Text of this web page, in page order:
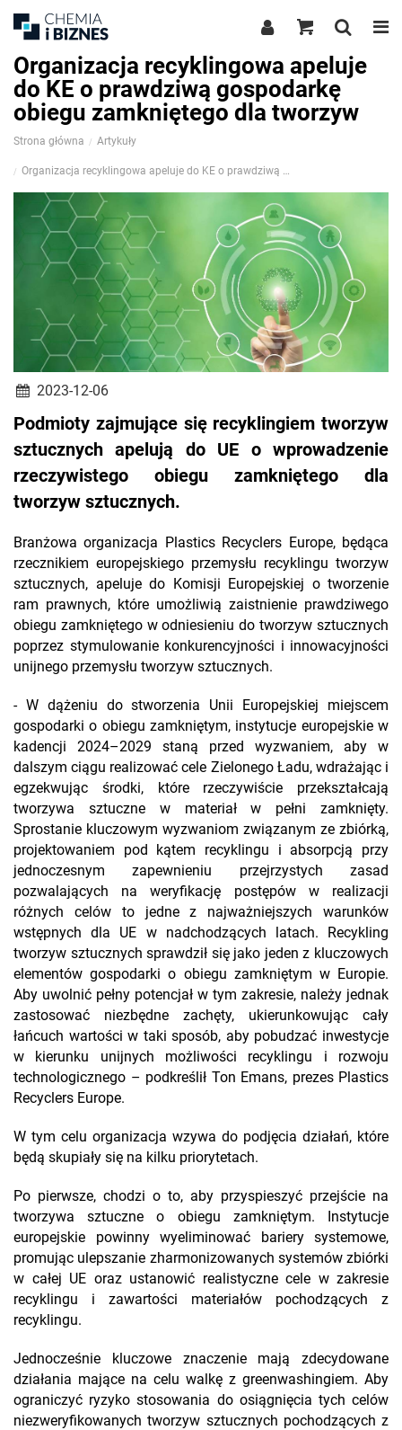
Organizacja recyklingowa apeluje
do KE o prawdziwą gospodarkę
obiegu zamkniętego dla tworzyw
Strona główna Artykuły
Organizacja recyklingowa apeluje do KE o prawdziwą gospodarkę obiegu zamkniętego dla tworzyw
2023-12-06
Podmioty zajmujące się recyklingiem tworzyw
sztucznych apelują do UE o wprowadzenie
rzeczywistego obiegu zamkniętego dla
tworzyw sztucznych.
Branżowa organizacja Plastics Recyclers Europe, będąca
rzecznikiem europejskiego przemysłu recyklingu tworzyw
sztucznych, apeluje do Komisji Europejskiej o tworzenie
ram prawnych, które umożliwią zaistnienie prawdziwego
obiegu zamkniętego w odniesieniu do tworzyw sztucznych
poprzez stymulowanie konkurencyjności i innowacyjności
unijnego przemysłu tworzyw sztucznych.
- W dążeniu do stworzenia Unii Europejskiej miejscem
gospodarki o obiegu zamkniętym, instytucje europejskie w
kadencji 2024–2029 staną przed wyzwaniem, aby w
dalszym ciągu realizować cele Zielonego Ładu, wdrażając i
egzekwując środki, które rzeczywiście przekształcają
tworzywa sztuczne w materiał w pełni zamknięty.
Sprostanie kluczowym wyzwaniom związanym ze zbiórką,
projektowaniem pod kątem recyklingu i absorpcją przy
jednoczesnym zapewnieniu przejrzystych zasad
pozwalających na weryfikację postępów w realizacji
różnych celów to jedne z najważniejszych warunków
wstępnych dla UE w nadchodzących latach. Recykling
tworzyw sztucznych sprawdził się jako jeden z kluczowych
elementów gospodarki o obiegu zamkniętym w Europie.
Aby uwolnić pełny potencjał w tym zakresie, należy jednak
zastosować niezbędne zachęty, ukierunkowując cały
łańcuch wartości w taki sposób, aby pobudzać inwestycje
w kierunku unijnych możliwości recyklingu i rozwoju
technologicznego – podkreślił Ton Emans, prezes Plastics
Recyclers Europe.
W tym celu organizacja wzywa do podjęcia działań, które
będą skupiały się na kilku priorytetach.
Po pierwsze, chodzi o to, aby przyspieszyć przejście na
tworzywa sztuczne o obiegu zamkniętym. Instytucje
europejskie powinny wyeliminować bariery systemowe,
promując ulepszanie zharmonizowanych systemów zbiórki
w całej UE oraz ustanowić realistyczne cele w zakresie
recyklingu i zawartości materiałów pochodzących z
recyklingu.
Jednocześnie kluczowe znaczenie mają zdecydowane
działania mające na celu walkę z greenwashingiem. Aby
ograniczyć ryzyko stosowania do osiągnięcia tych celów
niezweryfikowanych tworzyw sztucznych pochodzących z